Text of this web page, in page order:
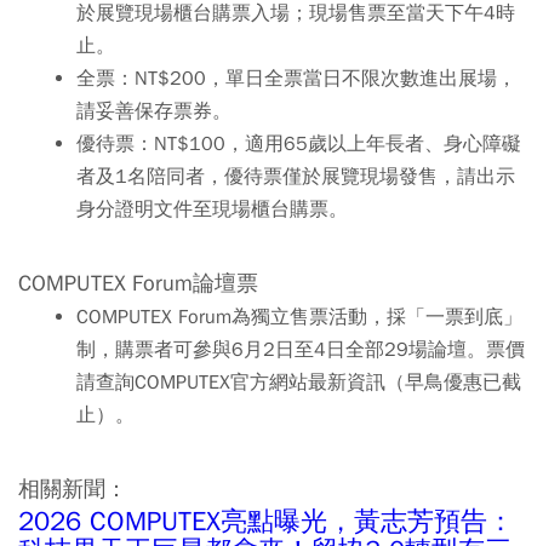
於展覽現場櫃台購票入場；現場售票至當天下午4時
止。
全票：NT$200，單日全票當日不限次數進出展場，
請妥善保存票券。
優待票：NT$100，適用65歲以上年長者、身心障礙
者及1名陪同者，優待票僅於展覽現場發售，請出示
身分證明文件至現場櫃台購票。
COMPUTEX Forum論壇票
COMPUTEX Forum為獨立售票活動，採「一票到底」
制，購票者可參與6月2日至4日全部29場論壇。票價
請查詢COMPUTEX官方網站最新資訊（早鳥優惠已截
止）。
相關新聞：
2026 COMPUTEX亮點曝光，黃志芳預告：